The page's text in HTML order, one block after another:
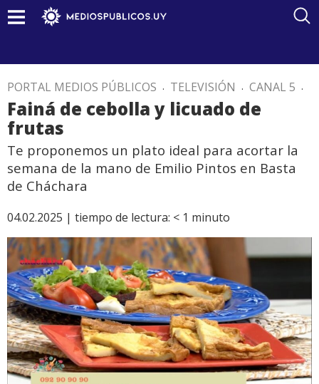
PORTAL MEDIOS PÚBLICOS . TELEVISIÓN . CANAL 5 .
Fainá de cebolla y licuado de
frutas
Te proponemos un plato ideal para acortar la
semana de la mano de Emilio Pintos en Basta
de Cháchara
04.02.2025 | tiempo de lectura: < 1 minuto